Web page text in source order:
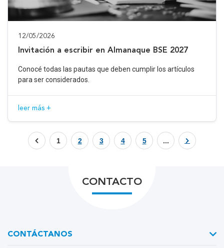
12/05/2026
Invitación a escribir en Almanaque BSE 2027
Conocé todas las pautas que deben cumplir los artículos
para ser considerados.
leer más +
1 2 3 4 5 ...
CONTACTO
CONTÁCTANOS